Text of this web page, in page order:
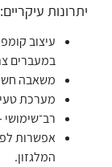
יתרונות עיקריים:
עיצוב
במעברים
משאבה
מערכת
אפשרות
המלגזון.